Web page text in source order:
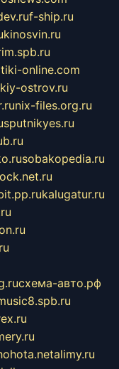
f-ship.ru
kinosvin.ru
online.com
ostrov.ru
nix-files.org.ru
sputnikyes.ru
sobakopedia.ru
kalugatur.ru
схема-авто.рф
alimy.ru